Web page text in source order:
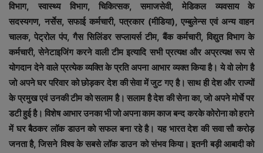
विभाग, स्वास्थ्य विभाग, चिकित्सक, समाजसेवी, मेडिकल व्यवसाय के
सदस्यगण, नर्सेस, सफाई कर्मचारी, पत्रकार (मीडिया), एम्बुलेन्स एवं अन्य वाहन
चालक, पेट्रोल पंप, गैस सिलिंडर सप्लायर्स टीम, बैंक कर्मचारी, विद्युत विभाग के
कर्मचारी, सेनेटाइजिंग करने वाली टीम इत्यादि सभी प्रत्यक्ष और अप्रत्यक्ष रूप से
योगदान देने वाले प्रत्येक व्यक्ति के प्रति अपना आभार व्यक्त किया है। ये वो लोग है
जो अपने घर परिवार को छोड़कर देश की सेवा में जुट गए है। साथ ही देश और राज्यों
के प्रमुख एवं उनकी टीम को सलाम है। सलाम है देश की सेना का, जो अपने मोर्चे पर
डटी हुई है। विशेष आभार उनका भी जो अपना काम काज बन्द करके कोरोना को हराने
में घर बैठकर लॉक डाउन को सफल बना रहे है। यह भारत देश की सवा सौ करोड़
जनता है, जिसने विश्व के सबसे लॉक डाउन को संभव किया। इतनी बड़ी आबादी को